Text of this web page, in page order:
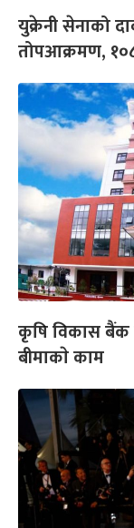
युक्रेनी सेनाको
तोपआक्रमण,
कृषि विकास बैंक
बीमाकाे काम